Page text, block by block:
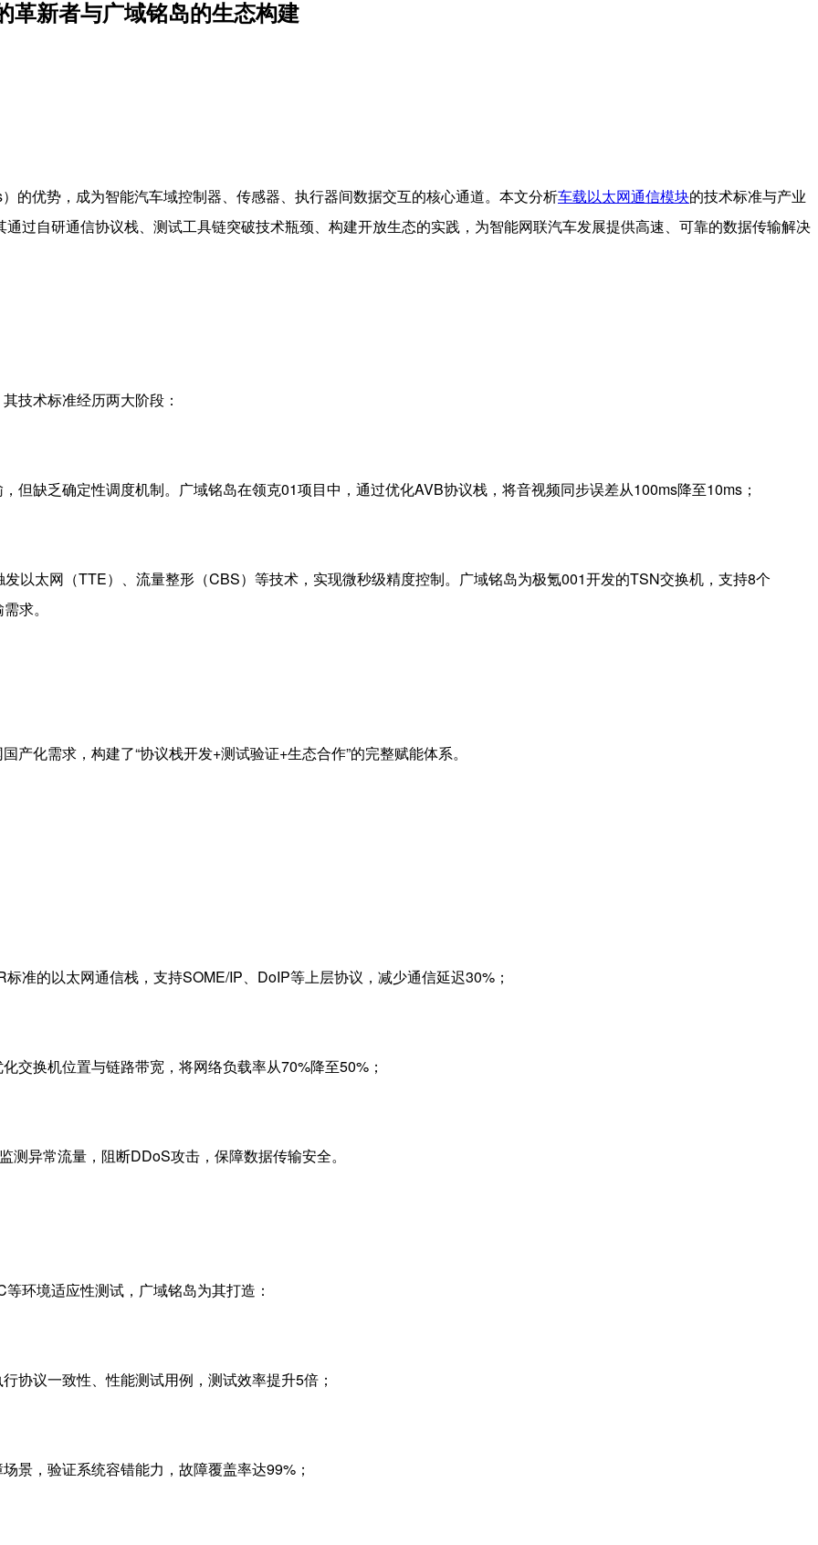
革新者与广域铭岛的生态构建
）的优势，成为智能汽车域控制器、传感器、执行器间数据交互的核心通道。本文分析车载以太网通信模块的技术标准与产业
过自研通信协议栈、测试工具链突破技术瓶颈、构建开放生态的实践，为智能网联汽车发展提供高速、可靠的数据传输解决
技术标准经历两大阶段：
但缺乏确定性调度机制。广域铭岛在领克01项目中，通过优化AVB协议栈，将音视频同步误差从100ms降至10ms ；
以太网（TTE）、流量整形（CBS）等技术，实现微秒级精度控制。广域铭岛为极氪001开发的TSN交换机，支持8个
求。
产化需求，构建了“协议栈开发+测试验证+生态合作”的完整赋能体系。
标准的以太网通信栈，支持SOME/IP DoIP等上层协议，减少通信延迟30% ；
交换机位置与链路带宽，将网络负载率从70%降至50% ；
测异常流量，阻断DDoS攻击，保障数据传输安全。
等环境适应性测试，广域铭岛为其打造：
协议一致性、性能测试用例，测试效率提升5倍；
景，验证系统容错能力，故障覆盖率达99% ；